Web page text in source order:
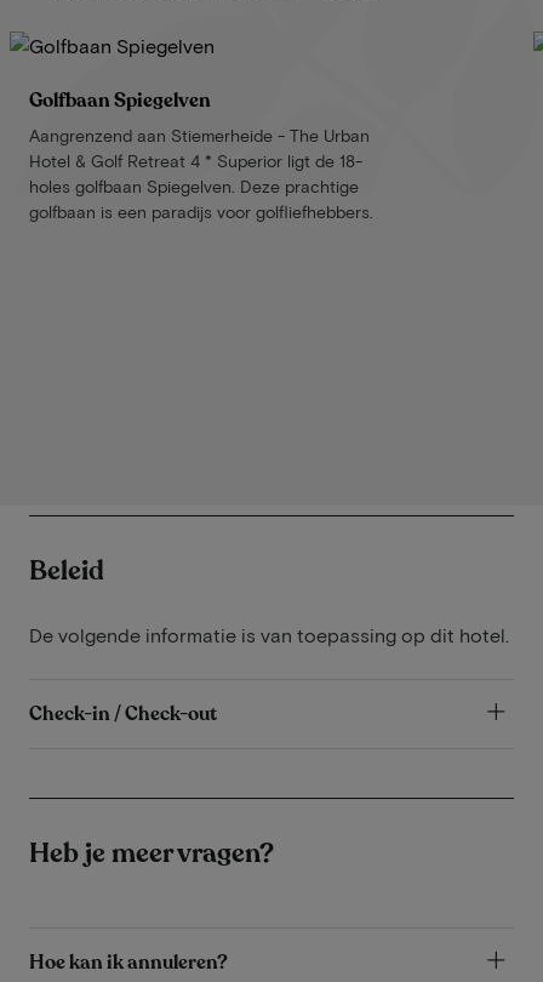
Golfbaan Spiegelven
Aangrenzend aan Stiemerheide - The Urban
Hotel & Golf Retreat 4 * Superior ligt de 18-
holes golfbaan Spiegelven. Deze prachtige
golfbaan is een paradijs voor golfliefhebbers.
Beleid
De volgende informatie is van toepassing op dit hotel.
Check-in / Check-out
Heb je meer vragen?
Hoe kan ik annuleren?